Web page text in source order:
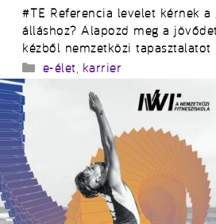
#TE Referencia levelet kérnek a
álláshoz? Alapozd meg a
kézből nemzetközi tapasztalatot
Kategória
e-élet, karrier